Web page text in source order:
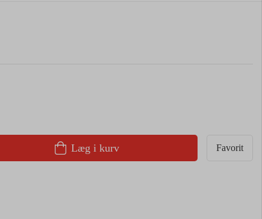
Læg i kurv Favorit